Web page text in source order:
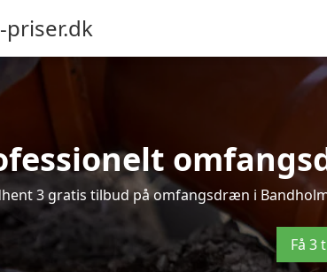
3 gratis tilbud på omfangsdræn i
Få 3